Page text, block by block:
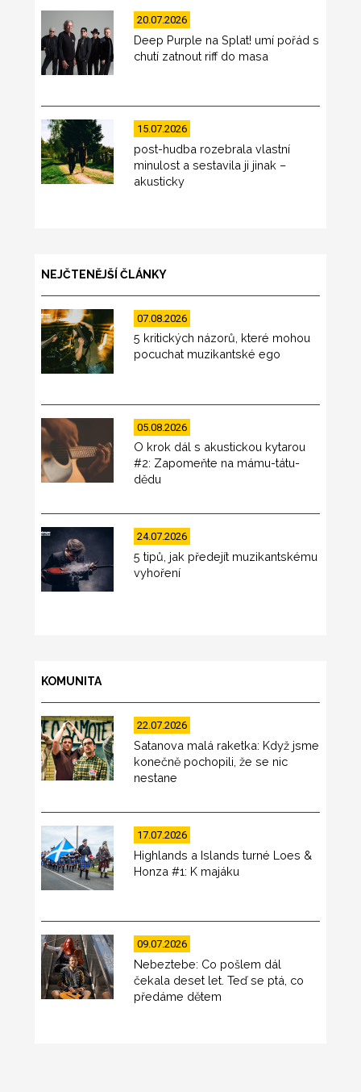
20.07.2026
Deep Purple na Splat! umí pořád s
chutí zatnout riff do masa
15.07.2026
post-hudba rozebrala vlastní
minulost a sestavila ji jinak –
akusticky
NEJČTENĚJŠÍ ČLÁNKY
07.08.2026
5 kritických názorů, které mohou
pocuchat muzikantské ego
05.08.2026
O krok dál s akustickou kytarou
#2: Zapomeňte na mámu-tátu-
dědu
24.07.2026
5 tipů, jak předejít muzikantskému
vyhoření
KOMUNITA
22.07.2026
Satanova malá raketka: Když jsme
konečně pochopili, že se nic
nestane
17.07.2026
Highlands a Islands turné Loes &
Honza #1: K majáku
09.07.2026
Nebeztebe: Co pošlem dál
čekala deset let. Teď se ptá, co
předáme dětem